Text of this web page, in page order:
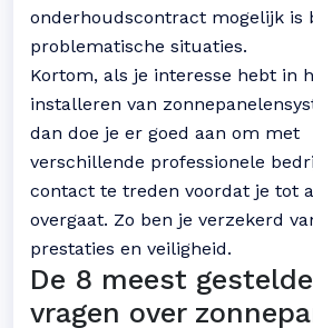
onderhoudscontract mogelijk is
problematische situaties.
Kortom, als je interesse hebt in
installeren van
dan doe je er goed aan om met
verschillende professionele
contact te treden voordat je tot
overgaat. Zo ben je verzekerd
prestaties en veiligheid.
De 8 meest gestelde
vragen over